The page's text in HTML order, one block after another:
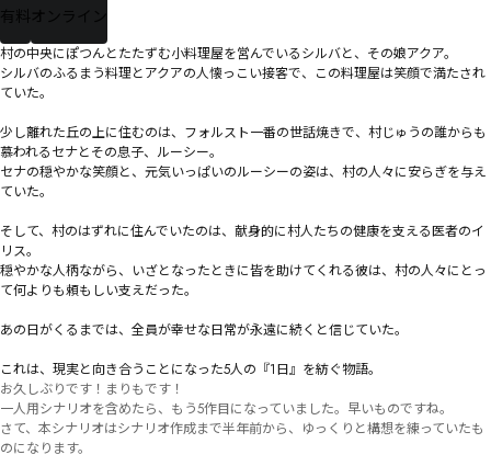
有料 オンライン
村の中央にぽつんとたたずむ小料理屋を営んでいるシルバと、その娘アクア。
シルバのふるまう料理とアクアの人懐っこい接客で、この料理屋は笑顔で満たされ
ていた。
少し離れた丘の上に住むのは、フォルスト一番の世話焼きで、村じゅうの誰からも
慕われるセナとその息子、ルーシー。
セナの穏やかな笑顔と、元気いっぱいのルーシーの姿は、村の人々に安らぎを与え
ていた。
そして、村のはずれに住んでいたのは、献身的に村人たちの健康を支える医者のイ
リス。
穏やかな人柄ながら、いざとなったときに皆を助けてくれる彼は、村の人々にとっ
て何よりも頼もしい支えだった。
あの日がくるまでは、全員が幸せな日常が永遠に続くと信じていた。
これは、現実と向き合うことになった5人の『1日』を紡ぐ物語。
お久しぶりです！まりもです！
一人用シナリオを含めたら、もう5作目になっていました。早いものですね。
さて、本シナリオはシナリオ作成まで半年前から、ゆっくりと構想を練っていたも
のになります。